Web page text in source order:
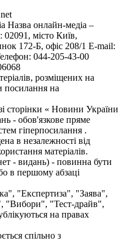
Назва онлайн-медіа –
місто Київ,
172-Б, офіс 208/1 E-mail:
044-205-43-00
розміщених на
посилання на
сторінки « Новини України
- обов'язкове пряме
гіперпосилання .
в незалежності від
матеріалів.
- видань) - повинна бути
в першому абзаці
"Експертиза", "Заява",
"Вибори", "Тест-драйв",
на правах
спільно з